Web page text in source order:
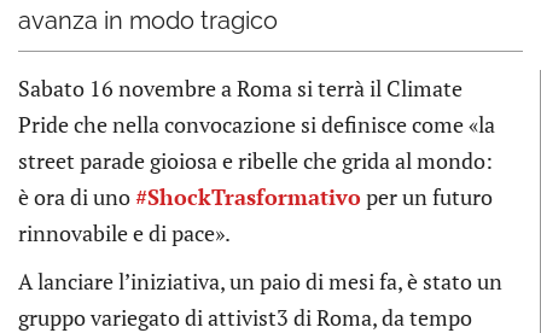
avanza in modo tragico
Sabato 16 novembre a Roma si terrà il Climate
Pride che nella convocazione si definisce come «la
street parade gioiosa e ribelle che grida al mondo:
è ora di uno#ShockTrasformativoper un futuro
rinnovabile e di pace».
A lanciare l’iniziativa, un paio di mesi fa, è stato un
gruppo variegato di attivist3 di Roma, da tempo